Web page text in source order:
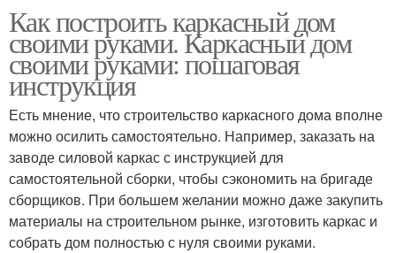
Как построить каркасный дом
своими руками. Каркасный дом
своими руками: пошаговая
инструкция
Есть мнение, что строительство каркасного дома вполне
можно осилить самостоятельно. Например, заказать на
заводе силовой каркас с инструкцией для
самостоятельной сборки, чтобы сэкономить на бригаде
сборщиков. При большем желании можно даже закупить
материалы на строительном рынке, изготовить каркас и
собрать дом полностью с нуля своими руками.